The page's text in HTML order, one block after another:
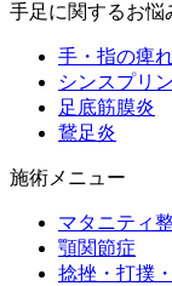
手足に関するお悩
手・指の痺
シンスプリ
足底筋膜炎
鵞足炎
施術メニュー
マタニティ
顎関節症
捻挫・打撲